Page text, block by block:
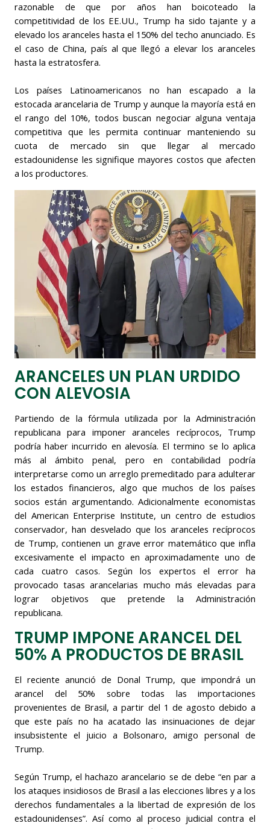
razonable de que por años han boicoteado la
competitividad de los EE.UU., Trump ha sido tajante y a
elevado los aranceles hasta el 150% del techo anunciado. Es
el caso de China, país al que llegó a elevar los aranceles
hasta la estratosfera.
Los países Latinoamericanos no han escapado a la
estocada arancelaria de Trump y aunque la mayoría está en
el rango del 10%, todos buscan negociar alguna ventaja
competitiva que les permita continuar manteniendo su
cuota de mercado sin que llegar al mercado
estadounidense les signifique mayores costos que afecten
a los productores.
ARANCELES UN PLAN URDIDO
CON ALEVOSIA
Partiendo de la fórmula utilizada por la Administración
republicana para imponer aranceles recíprocos, Trump
podría haber incurrido en alevosía. El termino se lo aplica
más al ámbito penal, pero en contabilidad podría
interpretarse como un arreglo premeditado para adulterar
los estados financieros, algo que muchos de los países
socios están argumentando. Adicionalmente economistas
del American Enterprise Institute, un centro de estudios
conservador, han desvelado que los aranceles recíprocos
de Trump, contienen un grave error matemático que infla
excesivamente el impacto en aproximadamente uno de
cada cuatro casos. Según los expertos el error ha
provocado tasas arancelarias mucho más elevadas para
lograr objetivos que pretende la Administración
republicana.
TRUMP IMPONE ARANCEL DEL
50% A PRODUCTOS DE BRASIL
El reciente anunció de Donal Trump, que impondrá un
arancel del 50% sobre todas las importaciones
provenientes de Brasil, a partir del 1 de agosto debido a
que este país no ha acatado las insinuaciones de dejar
insubsistente el juicio a Bolsonaro, amigo personal de
Trump.
Según Trump, el hachazo arancelario se de debe “en par a
los ataques insidiosos de Brasil a las elecciones libres y a los
derechos fundamentales a la libertad de expresión de los
estadounidenses”. Así como al proceso judicial contra el